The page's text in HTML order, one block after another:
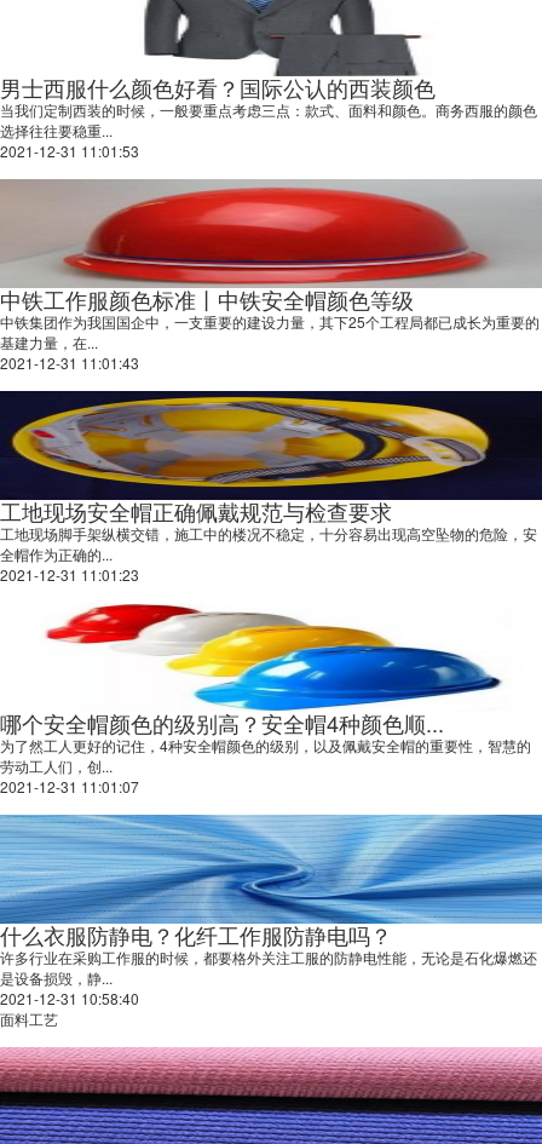
男士西服什么颜色好看？国际公认的西装颜色
当我们定制西装的时候，一般要重点考虑三点：款式、面料和颜色。商务西服的颜色
选择往往要稳重...
2021-12-31 11:01:53
中铁工作服颜色标准丨中铁安全帽颜色等级
中铁集团作为我国国企中，一支重要的建设力量，其下25个工程局都已成长为重要的
基建力量，在...
2021-12-31 11:01:43
工地现场安全帽正确佩戴规范与检查要求
工地现场脚手架纵横交错，施工中的楼况不稳定，十分容易出现高空坠物的危险，安
全帽作为正确的...
2021-12-31 11:01:23
哪个安全帽颜色的级别高？安全帽4种颜色顺...
为了然工人更好的记住，4种安全帽颜色的级别，以及佩戴安全帽的重要性，智慧的
劳动工人们，创...
2021-12-31 11:01:07
什么衣服防静电？化纤工作服防静电吗？
许多行业在采购工作服的时候，都要格外关注工服的防静电性能，无论是石化爆燃还
是设备损毁，静...
2021-12-31 10:58:40
面料工艺